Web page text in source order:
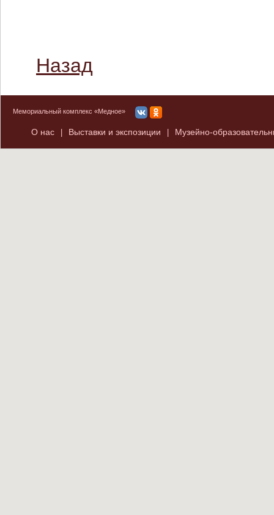
Назад
Мемориальный комплекс «Медное»
О нас Выставки и экспозиции Музейно-